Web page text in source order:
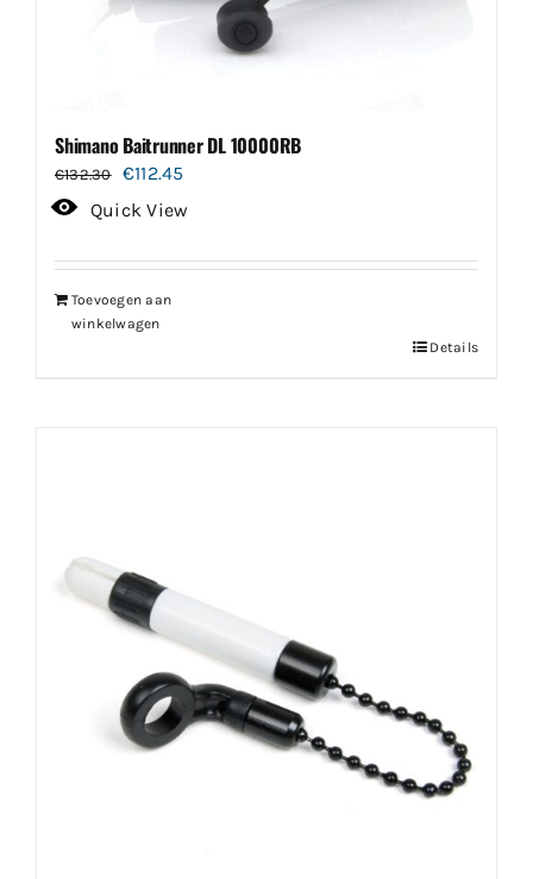
Shimano Baitrunner DL 10000RB
€132.30
Oorspronkelijke
prijs
€132.30.
€112.45
prijs
€112.45.
Quick View
Toevoegen aan
winkelwagen
Details